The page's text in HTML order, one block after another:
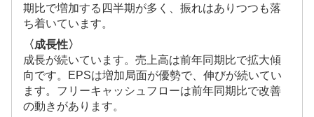
期比で増加する四半期が多く、振れはありつつも落
ち着いています。
〈成長性〉
成長が続いています。売上高は前年同期比で拡大傾
向です。EPSは増加局面が優勢で、伸びが続いてい
ます。フリーキャッシュフローは前年同期比で改善
の動きがあります。